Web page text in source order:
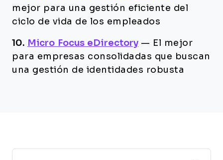
mejor para una gestión eficiente del
ciclo de vida de los empleados
10. Micro Focus eDirectory — El mejor
para empresas consolidadas que buscan
una gestión de identidades robusta